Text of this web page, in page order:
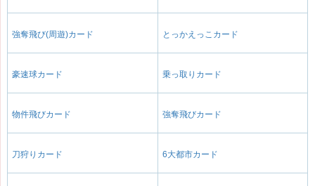
強奪飛び(周遊)カード とっかえっこカード
豪速球カード 乗っ取りカード
物件飛びカード 強奪飛びカード
刀狩りカード 6大都市カード